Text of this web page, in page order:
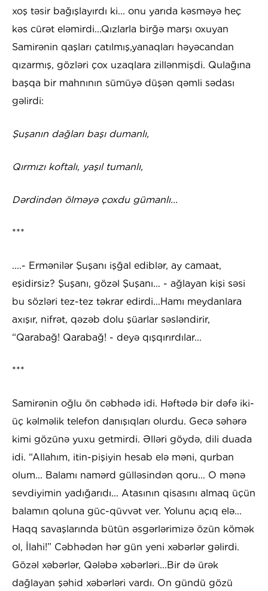
xoş təsir bağışlayırdı ki... onu yarıda kəsməyə heç
kəs cürət eləmirdi...Qızlarla birğə marşı oxuyan
Samirənin qaşları çatılmış,yanaqları həyəcandan
qızarmış, gözləri çox uzaqlara zillənmişdi. Qulağına
başqa bir mahnının sümüyə düşən qəmli sədası
gəlirdi:
Şuşanın dağları başı dumanlı,
Qırmızı koftalı, yaşıl tumanlı,
Dərdindən ölməyə çoxdu gümanlı...
***
....- Ermənilər Şuşanı işğal ediblər, ay camaat,
eşidirsiz? Şuşanı, gözəl Şuşanı... - ağlayan kişi səsi
bu sözləri tez-tez təkrar edirdi...Hamı meydanlara
axışır, nifrət, qəzəb dolu şüarlar səsləndirir,
“Qarabağ! Qarabağ! - deyə qışqırırdılar...
***
Samirənin oğlu ön cəbhədə idi. Həftədə bir dəfə iki-
üç kəlməlik telefon danışıqları olurdu. Gecə səhərə
kimi gözünə yuxu getmirdi. Əlləri göydə, dili duada
idi. “Allahım, itin-pişiyin hesab elə məni, qurban
olum... Balamı namərd gülləsindən qoru... O mənə
sevdiyimin yadığarıdı... Atasının qisasını almaq üçün
balamın qoluna güc-qüvvət ver. Yolunu açıq elə...
Haqq savaşlarında bütün əsgərlərimizə özün kömək
ol, İlahi!” Cəbhədən hər gün yeni xəbərlər gəlirdi.
Gözəl xəbərlər, Qələbə xəbərləri...Bir də ürək
dağlayan şəhid xəbərləri vardı. On gündü gözü